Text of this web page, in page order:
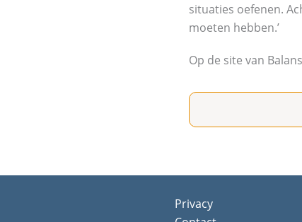
situaties oefenen.
moeten hebben.’
Op de site van
Privacy